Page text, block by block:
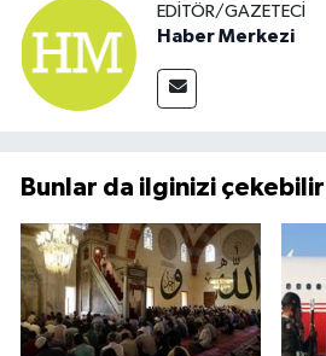
EDITÖR/GAZETECI
Haber Merkezi
Bunlar da ilginizi çekebilir